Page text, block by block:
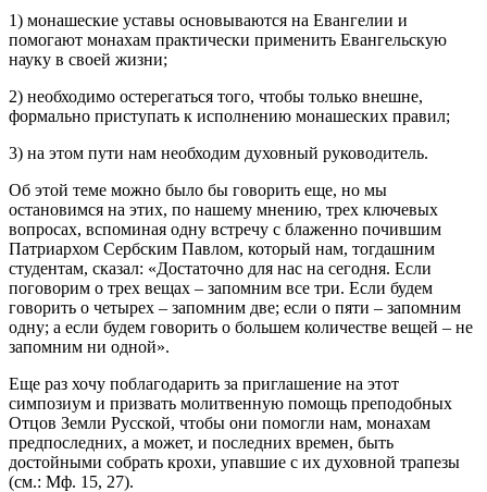
1) монашеские уставы основываются на Евангелии и
помогают монахам практически применить Евангельскую
науку в своей жизни;
2) необходимо остерегаться того, чтобы только внешне,
формально приступать к исполнению монашеских правил;
3) на этом пути нам необходим духовный руководитель.
Об этой теме можно было бы говорить еще, но мы
остановимся на этих, по нашему мнению, трех ключевых
вопросах, вспоминая одну встречу с блаженно почившим
Патриархом Сербским Павлом, который нам, тогдашним
студентам, сказал: «Достаточно для нас на сегодня. Если
поговорим о трех вещах – запомним все три. Если будем
говорить о четырех – запомним две; если о пяти – запомним
одну; а если будем говорить о большем количестве вещей – не
запомним ни одной».
Еще раз хочу поблагодарить за приглашение на этот
симпозиум и призвать молитвенную помощь преподобных
Отцов Земли Русской, чтобы они помогли нам, монахам
предпоследних, а может, и последних времен, быть
достойными собрать крохи, упавшие с их духовной трапезы
(см.: Мф. 15, 27).